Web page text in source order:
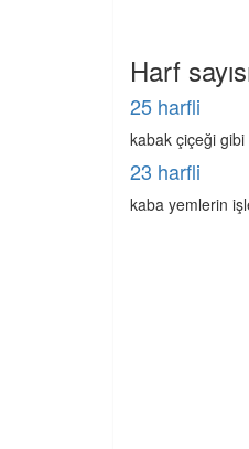
Harf
25 harfli
kabak çiçeği gibi
23 harfli
kaba yemlerin